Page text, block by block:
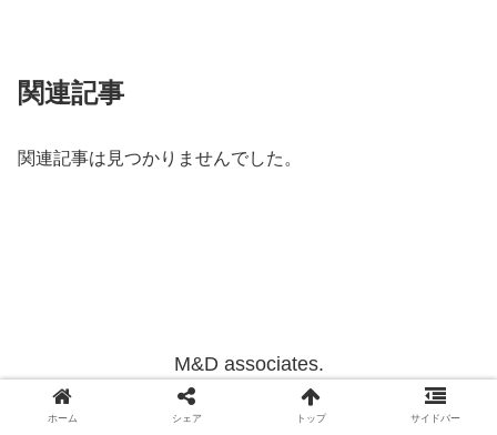
関連記事
関連記事は見つかりませんでした。
M&D associates.
Copyright © 2012-2022 M&D associates. All Rights Reserved.
ホーム シェア トップ サイドバー